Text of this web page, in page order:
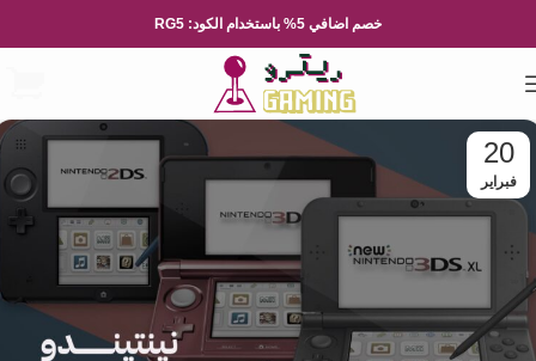
خصم اضافي 5% باستخدام الكود: RG5
20
فبراير